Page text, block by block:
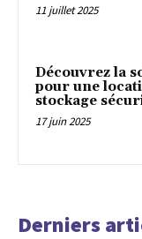
11 juillet 2025
Découvrez la
pour une
stockage
17 juin 2025
Derniers